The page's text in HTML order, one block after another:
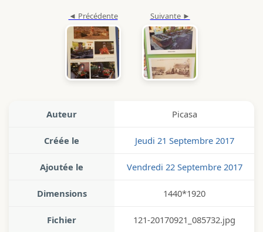
Auteur Picasa
Créée le Jeudi 21 Septembre 2017
Ajoutée le Vendredi 22 Septembre 2017
Dimensions 1440*1920
Fichier 121-20170921_085732.jpg